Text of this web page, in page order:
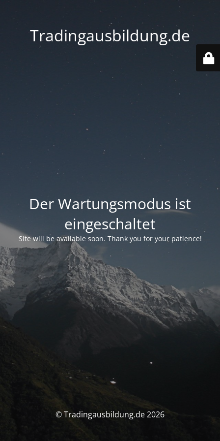
Tradingausbildung.de
Der Wartungsmodus ist
eingeschaltet
Site will be available soon. Thank you for your patience!
© Tradingausbildung.de 2026